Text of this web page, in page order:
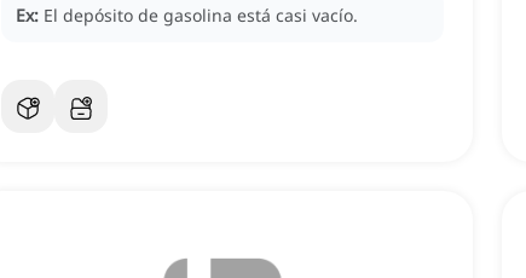
Ex: El depósito de gasolina está casi vacío.